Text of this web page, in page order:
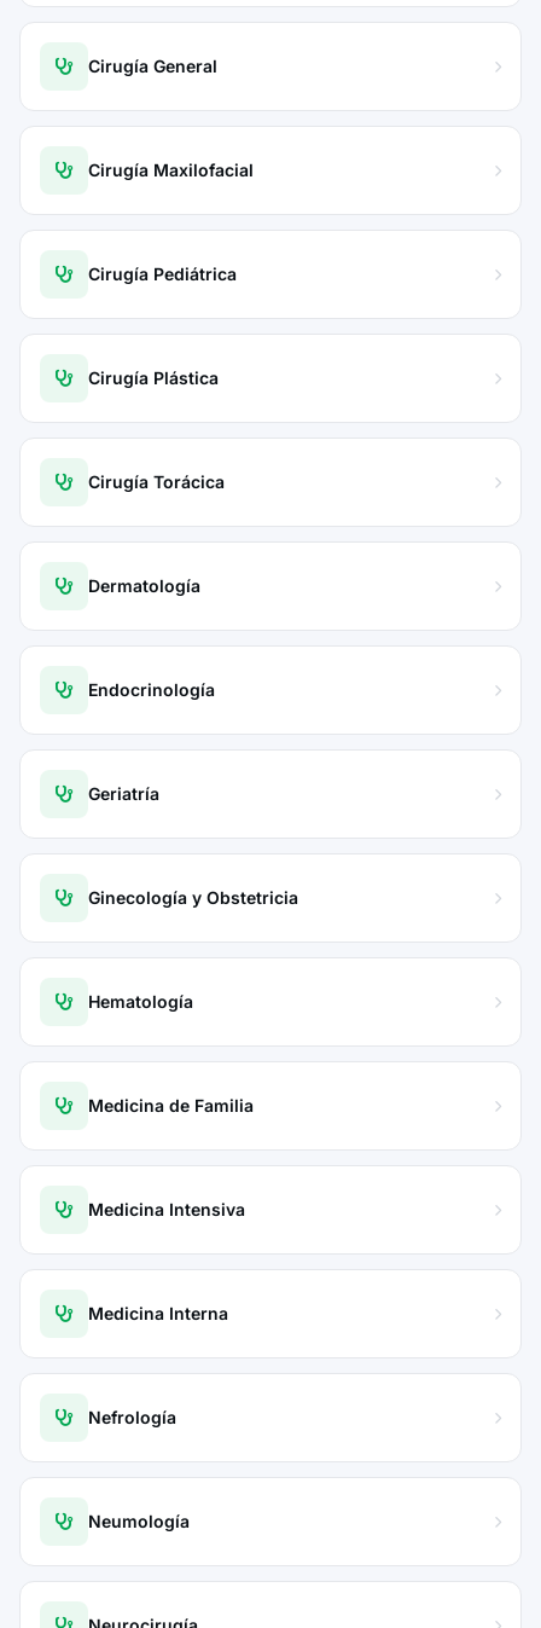
Cirugía General
Cirugía Maxilofacial
Cirugía Pediátrica
Cirugía Plástica
Cirugía Torácica
Dermatología
Endocrinología
Geriatría
Ginecología y Obstetricia
Hematología
Medicina de Familia
Medicina Intensiva
Medicina Interna
Nefrología
Neumología